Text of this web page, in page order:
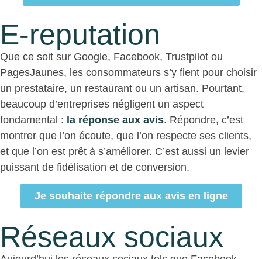
E-reputation
Que ce soit sur Google, Facebook, Trustpilot ou
PagesJaunes, les consommateurs s’y fient pour choisir
un prestataire, un restaurant ou un artisan. Pourtant,
beaucoup d’entreprises négligent un aspect
fondamental : la réponse aux avis. Répondre, c’est
montrer que l’on écoute, que l’on respecte ses clients,
et que l’on est prêt à s’améliorer. C’est aussi un levier
puissant de fidélisation et de conversion.
Je souhaite répondre aux avis en ligne
Réseaux sociaux